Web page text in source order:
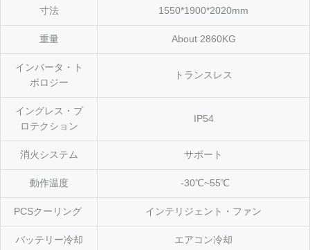
寸法 1550*1900*2020mm
重量 About 2860KG
インバータ・ト
ポロジー
トランスレス
イングレス・プ
ロテクション
IP54
消火システム サポート
動作温度 -30℃~55℃
PCSクーリング インテリジェント・ファン
バッテリー冷却 エアコン冷却